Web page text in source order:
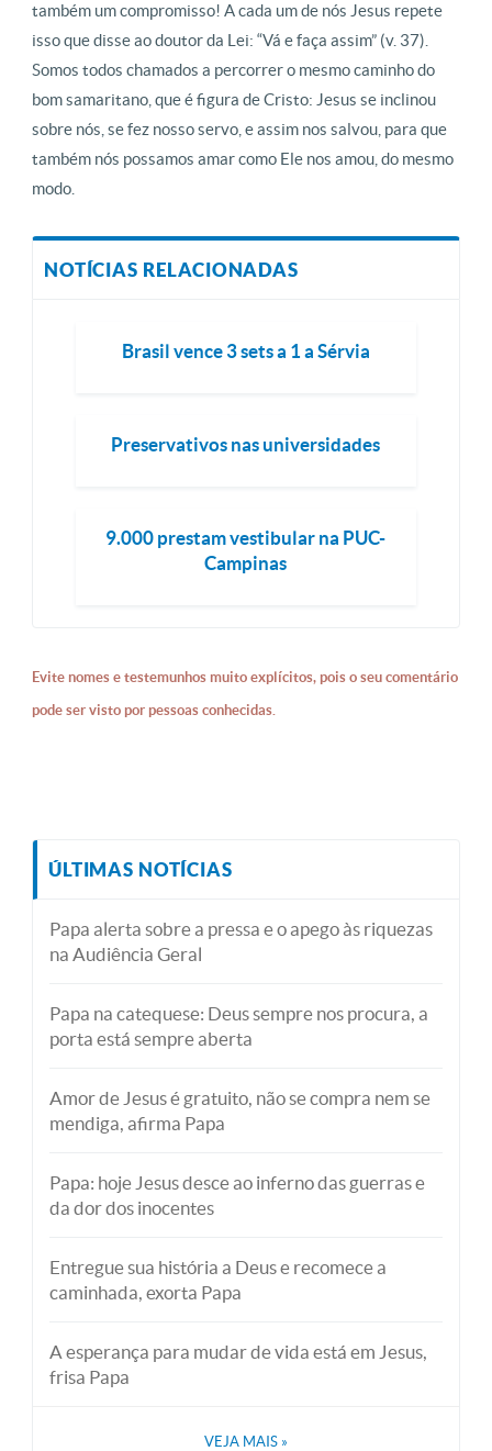
também um compromisso! A cada um de nós Jesus repete
isso que disse ao doutor da Lei: “Vá e faça assim” (v. 37).
Somos todos chamados a percorrer o mesmo caminho do
bom samaritano, que é figura de Cristo: Jesus se inclinou
sobre nós, se fez nosso servo, e assim nos salvou, para que
também nós possamos amar como Ele nos amou, do mesmo
modo.
NOTÍCIAS RELACIONADAS
Brasil vence 3 sets a 1 a Sérvia
Preservativos nas universidades
9.000 prestam vestibular na PUC-
Campinas
Evite nomes e testemunhos muito explícitos, pois o seu comentário
pode ser visto por pessoas conhecidas.
ÚLTIMAS NOTÍCIAS
Papa alerta sobre a pressa e o apego às riquezas
na Audiência Geral
Papa na catequese: Deus sempre nos procura, a
porta está sempre aberta
Amor de Jesus é gratuito, não se compra nem se
mendiga, afirma Papa
Papa: hoje Jesus desce ao inferno das guerras e
da dor dos inocentes
Entregue sua história a Deus e recomece a
caminhada, exorta Papa
A esperança para mudar de vida está em Jesus,
frisa Papa
VEJA MAIS »